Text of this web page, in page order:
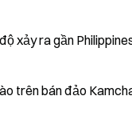
xảy ra gần
trên bán đảo